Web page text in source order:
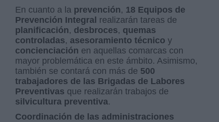
En cuanto a la prevención, 18 Equipos de
Prevención Integral realizarán tareas de
planificación, desbroces, quemas
controladas, asesoramiento técnico y
concienciación en aquellas comarcas con
mayor problemática en este ámbito. Asimismo,
también se contará con más de 500
trabajadores de las Brigadas de Labores
Preventivas que realizarán trabajos de
silvicultura preventiva.
Coordinación de las administraciones